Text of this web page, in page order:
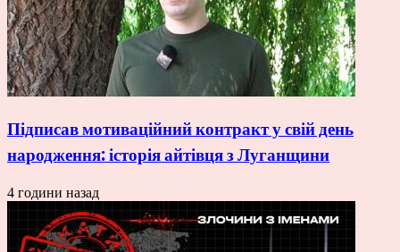
Підписав мотиваційний контракт у свій день
народження: історія айтівця з Луганщини
4 години назад